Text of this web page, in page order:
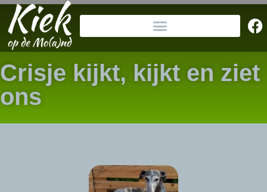
Crisje kijkt, kijkt en ziet
ons